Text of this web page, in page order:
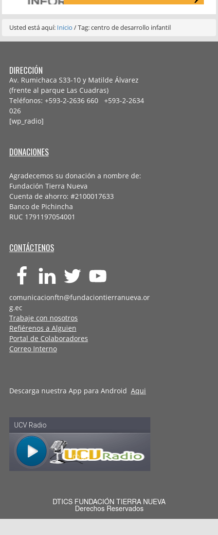
Usted está aquí: Inicio/Tag: centro de desarrollo infantil
DIRECCIÓN
Av. Rumichaca S33-10 y Matilde Álvarez
(frente al parque Las Cuadras)
Teléfonos: +593-2-2636 660 +593-2-2634
026
[wp_radio]
DONACIONES
Agradecemos su donación a nombre de:
Fundación Tierra Nueva
Cuenta de ahorro: #2100017633
Banco de Pichincha
RUC 1791197054001
CONTÁCTENOS
comunicacionftn@fundaciontierranueva.or
g.ec
Trabaje con nosotros
Refiérenos a Alguien
Portal de Colaboradores
Correo Interno
Descarga nuestra App para Android Aqui
DTICS FUNDACIÓN TIERRA NUEVA
Derechos Reservados